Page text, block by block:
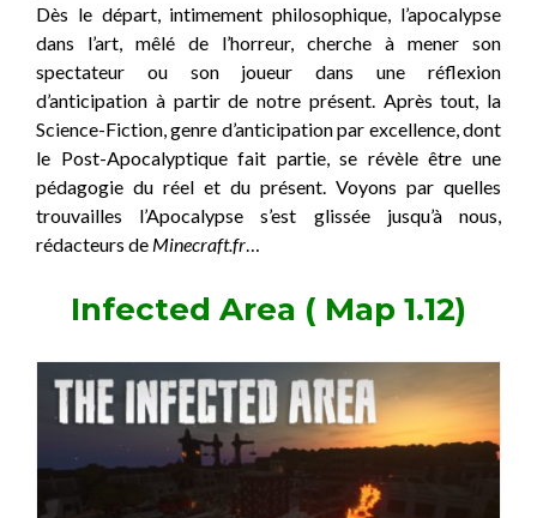
Dès le départ, intimement philosophique, l’apocalypse
dans l’art, mêlé de l’horreur, cherche à mener son
spectateur ou son joueur dans une réflexion
d’anticipation à partir de notre présent. Après tout, la
Science-Fiction, genre d’anticipation par excellence, dont
le Post-Apocalyptique fait partie, se révèle être une
pédagogie du réel et du présent. Voyons par quelles
trouvailles l’Apocalypse s’est glissée jusqu’à nous,
rédacteurs de Minecraft.fr…
Infected Area ( Map 1.12)